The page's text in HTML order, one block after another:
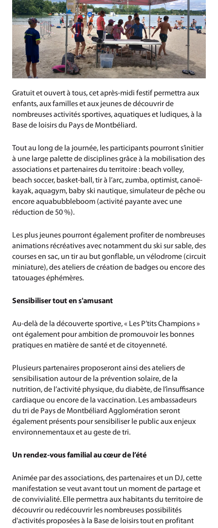
Gratuit et ouvert à tous, cet après-midi festif permettra aux
enfants, aux familles et aux jeunes de découvrir de
nombreuses activités sportives, aquatiques et ludiques, à la
Base de loisirs du Pays de Montbéliard.
Tout au long de la journée, les participants pourront s’initier
à une large palette de disciplines grâce à la mobilisation des
associations et partenaires du territoire : beach volley,
beach soccer, basket-ball, tir à l’arc, zumba, optimist, canoë-
kayak, aquagym, baby ski nautique, simulateur de pêche ou
encore aquabubbleboom (activité payante avec une
réduction de 50 %).
Les plus jeunes pourront également profiter de nombreuses
animations récréatives avec notamment du ski sur sable, des
courses en sac, un tir au but gonflable, un vélodrome (circuit
miniature), des ateliers de création de badges ou encore des
tatouages éphémères.
Sensibiliser tout en s'amusant
Au-delà de la découverte sportive, « Les P’tits Champions »
ont également pour ambition de promouvoir les bonnes
pratiques en matière de santé et de citoyenneté.
Plusieurs partenaires proposeront ainsi des ateliers de
sensibilisation autour de la prévention solaire, de la
nutrition, de l’activité physique, du diabète, de l’insuffisance
cardiaque ou encore de la vaccination. Les ambassadeurs
du tri de Pays de Montbéliard Agglomération seront
également présents pour sensibiliser le public aux enjeux
environnementaux et au geste de tri.
Un rendez-vous familial au cœur de l’été
Animée par des associations, des partenaires et un DJ, cette
manifestation se veut avant tout un moment de partage et
de convivialité. Elle permettra aux habitants du territoire de
découvrir ou redécouvrir les nombreuses possibilités
d'activités proposées à la Base de loisirs tout en profitant